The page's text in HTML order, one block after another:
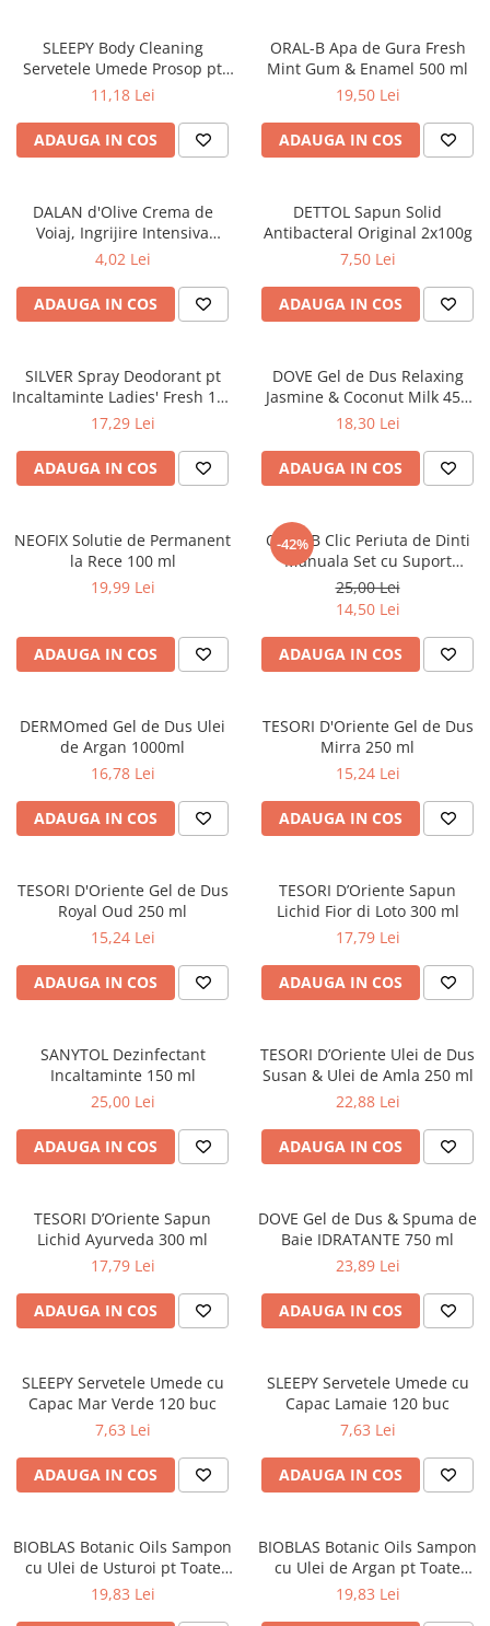
Sampon
SLEEPY Body Cleaning
Servetele Umede Prosop pt
Igiena Corporala Sensitive XL
11,18 Lei
ADAUGA IN COS
ORAL-B Apa de Gura Fresh
Mint Gum & Enamel 500 ml
19,50 Lei
ADAUGA IN COS
DALAN d'Olive Crema de
Voiaj, Ingrijire Intensiva
Reparatorie 72H de Hidratare
4,02 Lei
ADAUGA IN COS
DETTOL Sapun Solid
Antibacteral Original 2x100g
7,50 Lei
ADAUGA IN COS
SILVER Spray Deodorant pt
Incaltaminte Ladies' Fresh 100
ml
17,29 Lei
ADAUGA IN COS
DOVE Gel de Dus Relaxing
Jasmine & Coconut Milk 450
ml
18,30 Lei
ADAUGA IN COS
NEOFIX Solutie de Permanent
la Rece 100 ml
19,99 Lei
ADAUGA IN COS
-42%
ORAL-B Clic Periuta de Dinti
Manuala Set cu Suport
Magnetic, Argintie, Ergonomic
25,00 Lei
14,50 Lei
ADAUGA IN COS
DERMOmed Gel de Dus Ulei
de Argan 1000ml
16,78 Lei
ADAUGA IN COS
TESORI D'Oriente Gel de Dus
Mirra 250 ml
15,24 Lei
ADAUGA IN COS
TESORI D'Oriente Gel de Dus
Royal Oud 250 ml
15,24 Lei
ADAUGA IN COS
TESORI D’Oriente Sapun
Lichid Fior di Loto 300 ml
17,79 Lei
ADAUGA IN COS
SANYTOL Dezinfectant
Incaltaminte 150 ml
25,00 Lei
ADAUGA IN COS
TESORI D’Oriente Ulei de Dus
Susan & Ulei de Amla 250 ml
22,88 Lei
ADAUGA IN COS
TESORI D’Oriente Sapun
Lichid Ayurveda 300 ml
17,79 Lei
ADAUGA IN COS
DOVE Gel de Dus & Spuma de
Baie IDRATANTE 750 ml
23,89 Lei
ADAUGA IN COS
SLEEPY Servetele Umede cu
Capac Mar Verde 120 buc
7,63 Lei
ADAUGA IN COS
SLEEPY Servetele Umede cu
Capac Lamaie 120 buc
7,63 Lei
ADAUGA IN COS
BIOBLAS Botanic Oils Sampon
cu Ulei de Usturoi pt Toate
Tipurile de Par 360 ml
19,83 Lei
BIOBLAS Botanic Oils Sampon
cu Ulei de Argan pt Toate
Tipurile de Par 360 ml
19,83 Lei